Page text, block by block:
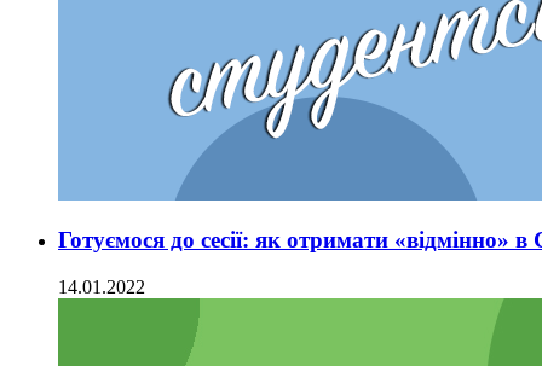
Готуємося до сесії: як отримати «відмінно» в
14.01.2022